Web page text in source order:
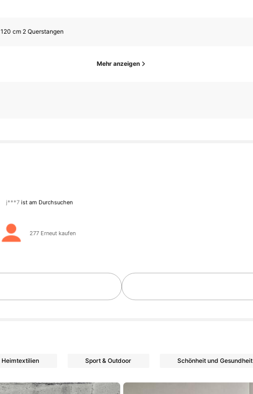
120 cm 2 Querstangen
Mehr anzeigen
4,72
1.2K Follower
277 Erneut kaufen
Heimtextilien Sport & Outdoor Schönheit und Gesundheit